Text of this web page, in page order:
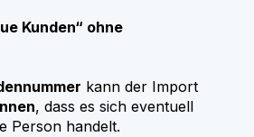
Kunden“ ohne
kann der Import
, dass es sich eventuell
Person handelt.